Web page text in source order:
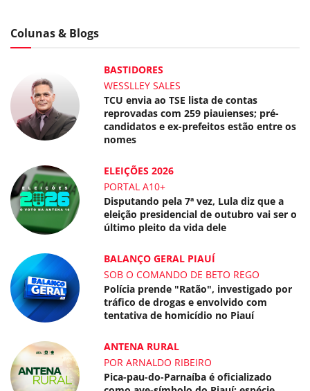
Colunas & Blogs
BASTIDORES
WESSLLEY SALES
TCU envia ao TSE lista de contas
reprovadas com 259 piauienses; pré-
candidatos e ex-prefeitos estão entre os
nomes
ELEIÇÕES 2026
PORTAL A10+
Disputando pela 7ª vez, Lula diz que a
eleição presidencial de outubro vai ser o
último pleito da vida dele
BALANÇO GERAL PIAUÍ
SOB O COMANDO DE BETO REGO
Polícia prende "Ratão", investigado por
tráfico de drogas e envolvido com
tentativa de homicídio no Piauí
ANTENA RURAL
POR ARNALDO RIBEIRO
Pica-pau-do-Parnaíba é oficializado